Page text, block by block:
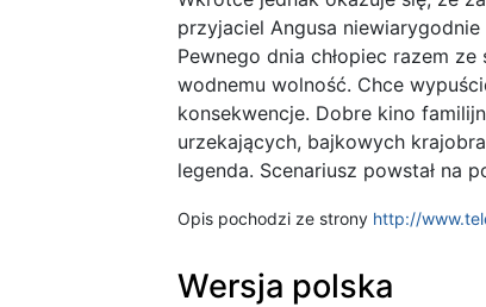
przyjaciel Angusa
Pewnego dnia chłopiec razem
wodnemu wolność. Chce
konsekwencje. Dobre kino
urzekających, bajkowych
legenda. Scenariusz powstał na
Opis pochodzi ze strony http://
Wersja polska